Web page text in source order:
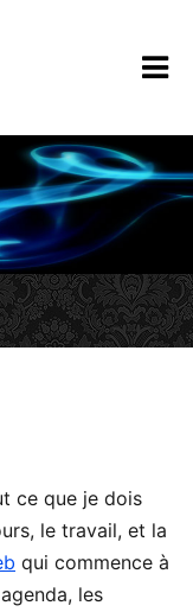
ce que je dois
le travail, et la
qui commence à
les